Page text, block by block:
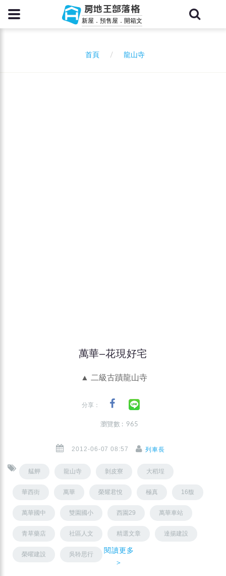
房地王部落格
新屋．預售屋．開箱文
首頁 龍山寺
萬華–花現好宅
▲ 二級古蹟龍山寺
分享：
瀏覽數 : 965
2012-06-07 08:57 列車長
艋舺 龍山寺 剝皮寮 大稻埕
華西街 萬華 榮耀君悅 極真 16馥
萬華國中 雙園國小 西園29 萬華車站
青草藥店 社區人文 精選文章 達揚建設
榮曜建設 吳聆思行
閱讀更多
＞